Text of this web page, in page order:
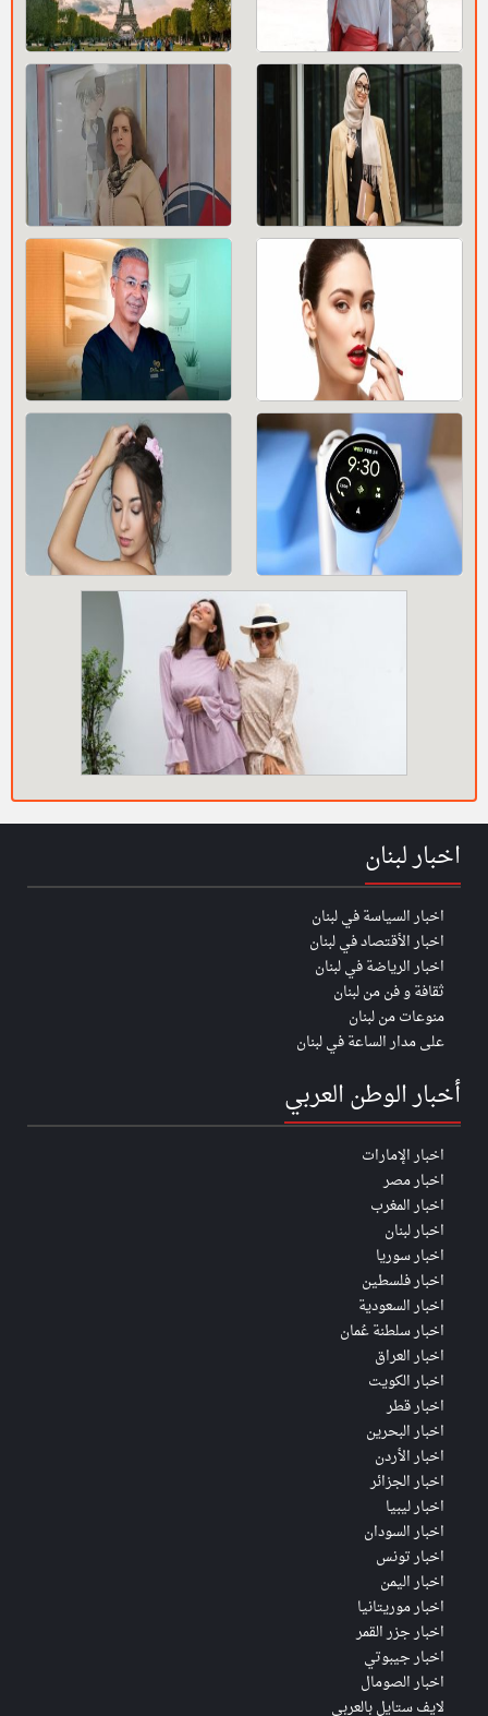
اخبار لبنان
اخبار السياسة في لبنان
اخبار الأقتصاد في لبنان
اخبار الرياضة في لبنان
ثقافة و فن من لبنان
منوعات من لبنان
على مدار الساعة في لبنان
أخبار الوطن العربي
اخبار الإمارات
اخبار مصر
اخبار المغرب
اخبار لبنان
اخبار سوريا
اخبار فلسطين
اخبار السعودية
اخبار سلطنة عُمان
اخبار العراق
اخبار الكويت
اخبار قطر
اخبار البحرين
اخبار الأردن
اخبار الجزائر
اخبار ليبيا
اخبار السودان
اخبار تونس
اخبار اليمن
اخبار موريتانيا
اخبار جزر القمر
اخبار جيبوتي
اخبار الصومال
لايف ستايل بالعربي